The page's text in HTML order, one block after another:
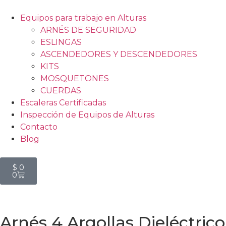
Equipos para trabajo en Alturas
ARNÉS DE SEGURIDAD
ESLINGAS
ASCENDEDORES Y DESCENDEDORES
KITS
MOSQUETONES
CUERDAS
Escaleras Certificadas
Inspección de Equipos de Alturas
Contacto
Blog
$ 0
0